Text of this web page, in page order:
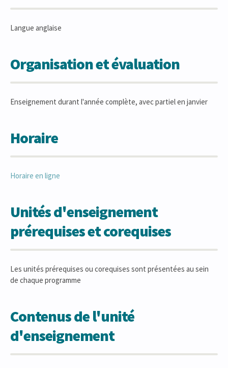
Langue anglaise
Organisation et évaluation
Enseignement durant l'année complète, avec partiel en janvier
Horaire
Horaire en ligne
Unités d'enseignement
prérequises et corequises
Les unités prérequises ou corequises sont présentées au sein
de chaque programme
Contenus de l'unité
d'enseignement